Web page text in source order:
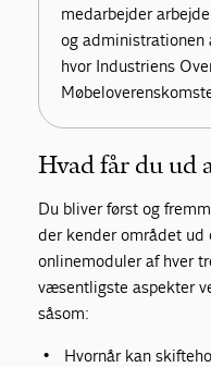
medarbejder
og administrationen
hvor Industriens
Hvad får du ud
Du bliver først og
der kender området ud
onlinemoduler af hver
væsentligste aspekter
såsom:
Hvornår kan